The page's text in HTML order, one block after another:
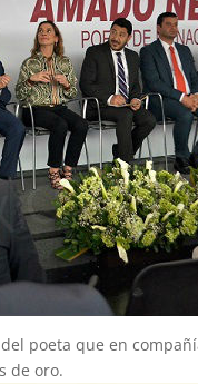
poeta que en
de oro.